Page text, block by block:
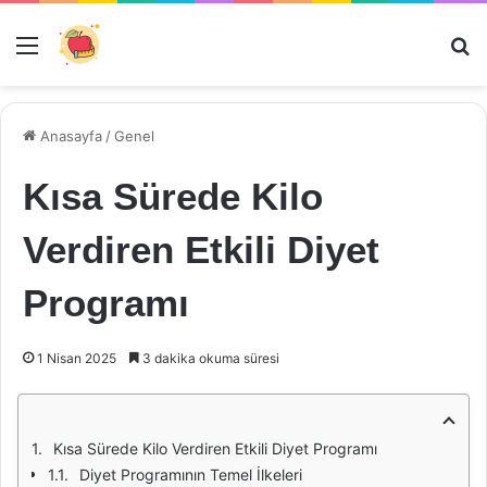
Menü
Anasayfa /Genel
Kısa Sürede Kilo
Verdiren Etkili Diyet
Programı
1 Nisan 2025 3 dakika okuma süresi
Kısa Sürede Kilo Verdiren Etkili Diyet Programı
Diyet Programının Temel İlkeleri